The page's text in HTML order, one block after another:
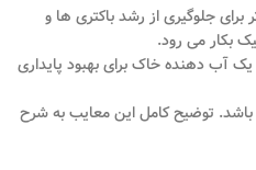
جلوگیری از رشد باکتری ها و
بکار می رود.
آب دهنده خاک برای بهبود پایداری
باشد. توضیح کامل این معایب به شرح